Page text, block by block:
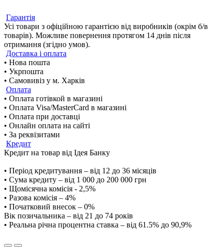
Гарантія
Усі товари з офіційною гарантією від виробників (окрім б/в
товарів). Можливе повернення протягом 14 днів після
отримання (згідно умов).
Доставка і оплата
• Нова пошта
• Укрпошта
• Самовивіз у м. Харків
Оплата
• Оплата готівкой в магазині
• Оплата Visa/MasterCard в магазині
• Оплата при доставці
• Онлайн оплата на сайті
• За реквізитами
Кредит
Кредит на товар від Ідея Банку
• Період кредитування – від 12 до 36 місяців
• Сума кредиту – від 1 000 до 200 000 грн
• Щомісячна комісія - 2,5%
• Разова комісія – 4%
• Початковий внесок – 0%
Вік позичальника – від 21 до 74 років
• Реальна річна процентна ставка – від 61.5% до 90,9%